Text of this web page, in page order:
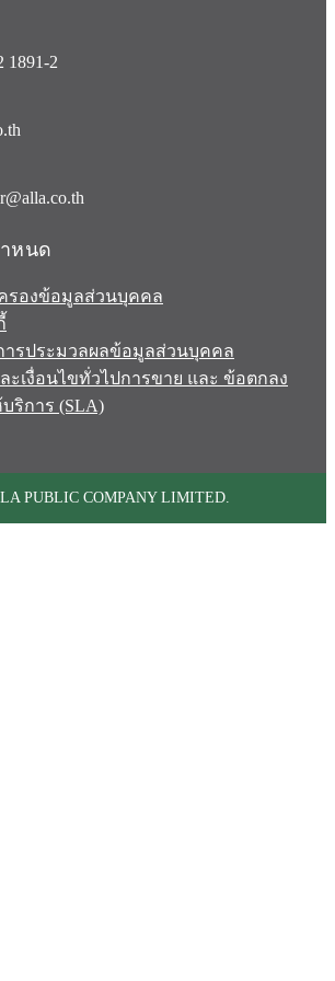
1891-2
หนด
รองข้อมูลส่วนบุคคล
ารประมวลผลข้อมูลส่วนบุคคล
เงื่อนไขทั่วไปการขาย และ ข้อตกลง
ริการ (SLA)
PUBLIC COMPANY LIMITED.